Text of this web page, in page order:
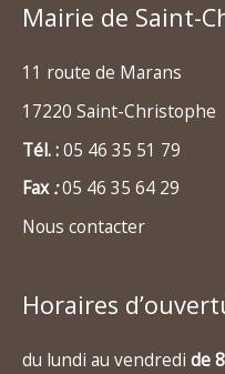
Mairie de Saint-
11 route de Marans
17220 Saint-Christophe
Tél. :05 46 35 51 79
Fax:05 46 35 64 29
Nous contacter
Horaires
du lundi au vendredi de